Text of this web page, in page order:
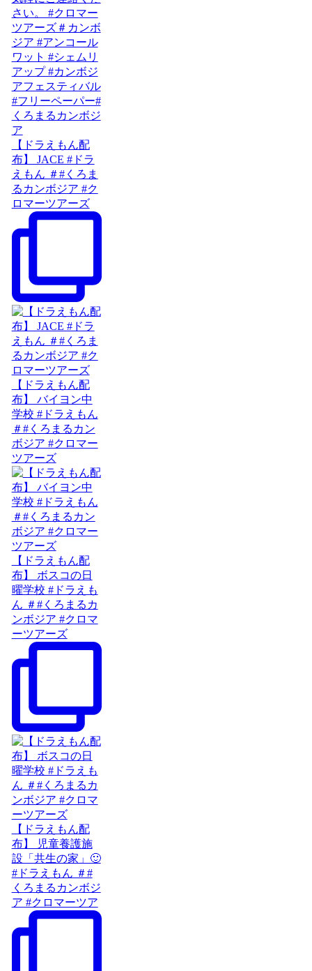
【ドラえもん配
布】 JACE #ドラ
えもん ＃#くろま
るカンボジア #ク
ロマーツアーズ
【ドラえもん配
布】 バイヨン中
学校 #ドラえもん
＃#くろまるカン
ボジア #クロマー
ツアーズ
【ドラえもん配
布】 ボスコの日
曜学校 #ドラえも
ん ＃#くろまるカ
ンボジア #クロマ
ーツアーズ
【ドラえもん配
布】 児童養護施
設「共生の家」🙂
#ドラえもん ＃#
くろまるカンボジ
ア #クロマーツア